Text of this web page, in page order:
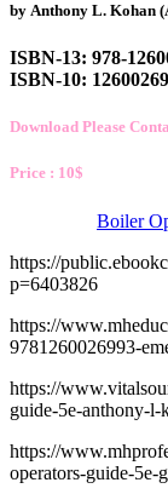
by Anthony L. Kohan
ISBN-13: 978-
ISBN-10:
Download Please
Price : 10$
https://
p=6403826
https://
9781260026993-
https://
guide-5e-anthony-
https://
operators-guide-5e-